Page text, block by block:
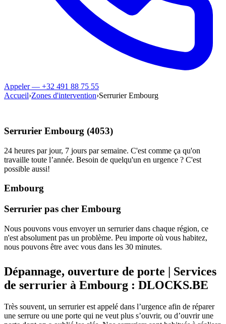
Appeler — +32 491 88 75 55
Accueil›Zones d'intervention›Serrurier Embourg
Serrurier Embourg (4053)
24 heures par jour, 7 jours par semaine. C'est comme ça qu'on
travaille toute l’année. Besoin de quelqu'un en urgence ? C'est
possible aussi!
Embourg
Serrurier pas cher Embourg
Nous pouvons vous envoyer un serrurier dans chaque région, ce
n'est absolument pas un problème. Peu importe où vous habitez,
nous pouvons être avec vous dans les 30 minutes.
Dépannage, ouverture de porte | Services
de serrurier à Embourg : DLOCKS.BE
Très souvent, un serrurier est appelé dans l’urgence afin de réparer
une serrure ou une porte qui ne veut plus s’ouvrir, ou d’ouvrir une